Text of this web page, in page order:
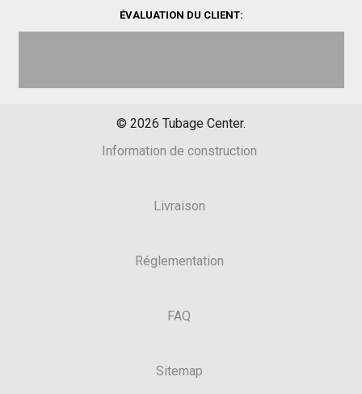
ÉVALUATION DU CLIENT:
© 2026 Tubage Center.
Information de construction
Livraison
Réglementation
FAQ
Sitemap